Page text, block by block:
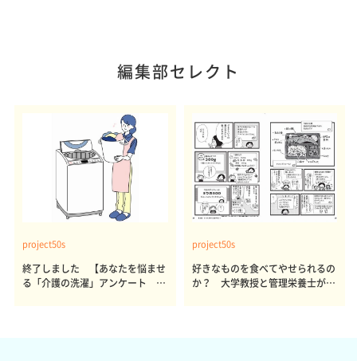
編集部セレクト
project50s
終了しました 【あなたを悩ませ
る「介護の洗濯」アンケート 体
project50s
好きなものを食べてやせられるの
か？ 大学教授と管理栄養士が出